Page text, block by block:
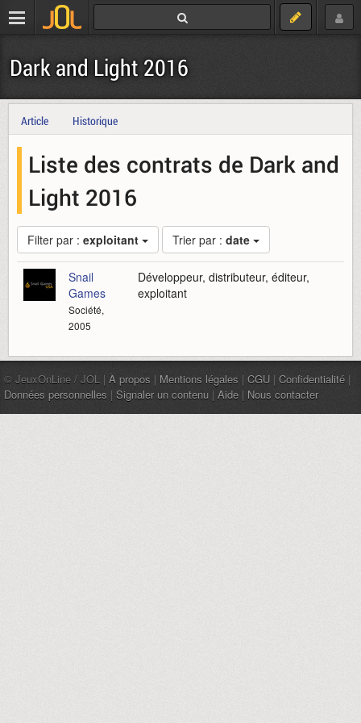
Dark and Light 2016
Article Historique
Liste des contrats de Dark and
Light 2016
Filter par : exploitant Trier par : date
Snail
Games
Société,
2005
Développeur, distributeur, éditeur,
exploitant
© JeuxOnLine / JOL | À propos | Mentions légales | CGU | Confidentialité |
Données personnelles | Signaler un contenu | Aide | Nous contacter